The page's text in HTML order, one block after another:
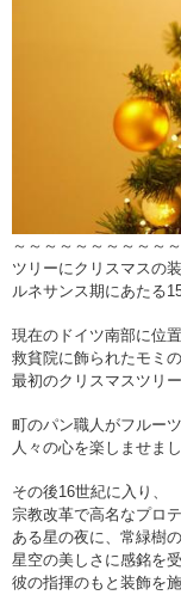
～～～ ～～～ ～～～ ～
ツリーにクリスマスの
ルネサンス期にあたる
現在のドイツ南部に位
救貧院に飾られたモミ
最初のクリスマスツリ
町のパン職人がフルー
人々の心を楽しませまし
その後16世紀に入り、
宗教改革で高名なプロ
ある星の夜に、常緑樹
星空の美しさに感銘を受
彼の指揮のもと装飾を